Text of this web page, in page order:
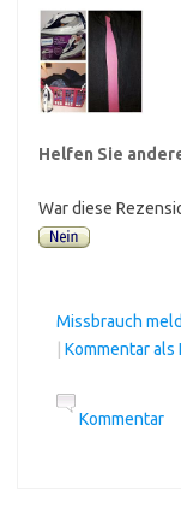
Helfen Sie
War diese
Missbrauch
Kommentar als
Kommentar